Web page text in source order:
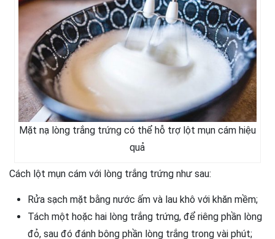
Mặt nạ lòng trắng trứng có thể hỗ trợ lột mụn cám hiệu
quả
Cách lột mụn cám với lòng trắng trứng như sau:
Rửa sạch mặt bằng nước ấm và lau khô với khăn mềm;
Tách một hoặc hai lòng trắng trứng, để riêng phần lòng
đỏ, sau đó đánh bông phần lòng trắng trong vài phút;